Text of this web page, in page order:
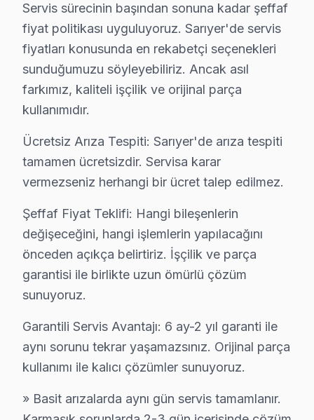
Ptt Evleri Skyworth Açılmıyor Arıza →
Reşitpaşa Skyworth Servis
Reşitpaşa'de Skyworth TV ekranında çizgi, donma ya da
Reşitpaşa Skyworth Açılmıyor Arıza →
Sarıyer'da Rumelifeneri mahallesi Skyworth TV servisi
Rumelifeneri Skyworth Açılmıyor Arıza →
Rumelihisarı'de Skyworth TV ekran değişimi gerekebilir
Skyworth Servis Merkezi →
Rumelikavağı Skyworth Servis
Tarabya Skyworth Servis
Tarabya'de Skyworth TV ekran değişimi gerekebilir mi?
Uskumruköy Skyworth Servis
Servis sürecinin başından sonuna kadar şeffaf
fiyat politikası uyguluyoruz. Sarıyer'de servis
fiyatları konusunda en rekabetçi seçenekleri
sunduğumuzu söyleyebiliriz. Ancak asıl
farkımız, kaliteli işçilik ve orijinal parça
kullanımıdır.
Ücretsiz Arıza Tespiti: Sarıyer'de arıza tespiti
tamamen ücretsizdir. Servisa karar
vermezseniz herhangi bir ücret talep edilmez.
Şeffaf Fiyat Teklifi: Hangi bileşenlerin
değişeceğini, hangi işlemlerin yapılacağını
önceden açıkça belirtiriz. İşçilik ve parça
garantisi ile birlikte uzun ömürlü çözüm
sunuyoruz.
Garantili Servis Avantajı: 6 ay-2 yıl garanti ile
aynı sorunu tekrar yaşamazsınız. Orijinal parça
kullanımı ile kalıcı çözümler sunuyoruz.
» Basit arızalarda aynı gün servis tamamlanır.